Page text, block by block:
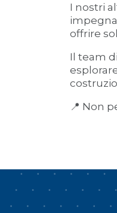
I nostri
offrire
Il team
📍 Non